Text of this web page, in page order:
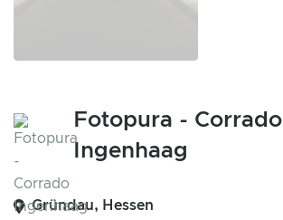
Fotopura - Corrado
Ingenhaag
Gründau, Hessen